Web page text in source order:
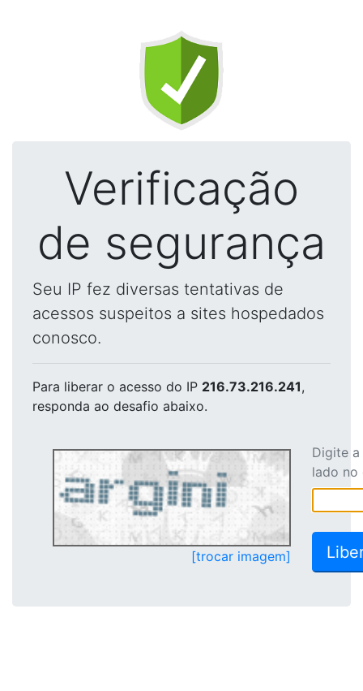
Verificação
de segurança
Seu IP fez diversas tentativas de
acessos suspeitos a sites hospedados
conosco.
Para liberar o acesso do IP 216.73.216.241,
responda ao desafio abaixo.
[trocar imagem]
Digite
lado no